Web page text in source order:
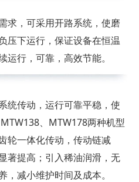
求，可采用开路系统，使磨
压下运行，保证设备在恒温
运行，可靠，高效节能。
统传动，运行可靠平稳，使
、MTW178两种机型
轮一体化传动，传动链减
著提高；引入稀油润滑，无
，减小维护时间及成本。